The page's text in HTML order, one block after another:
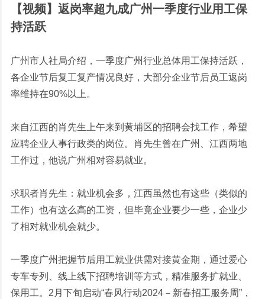
【视频】返岗率超九成广州一季度行业用工保
持活跃
广州市人社局介绍，一季度广州行业总体用工保持活跃，
各企业节后复工复产情况良好，大部分企业节后员工返岗
率维持在90%以上。
来自江西的肖先生上午来到黄埔区的招聘会找工作，希望
应聘企业人事行政类的岗位。肖先生曾在广州、江西两地
工作过，他说广州相对容易就业。
求职者肖先生：就业机会多，江西虽然也有这些（类似的
工作）也有这么高的工资，但毕竟企业要少一些，企业少
了相对就业机会就少。
一季度广州把握节后用工就业供需对接黄金期，通过爱心
专车专列、线上线下招聘培训等方式，精准服务扩就业、
保用工。2月下旬启动“春风行动2024－新春招工服务周”，